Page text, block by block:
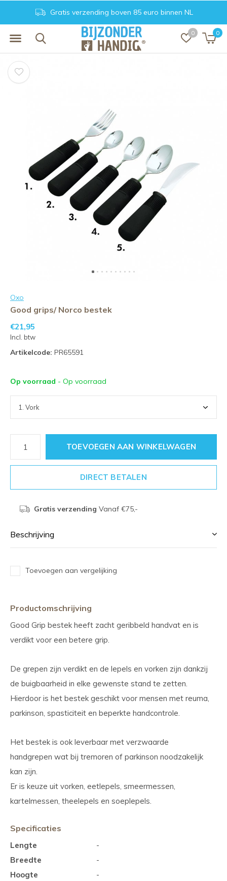
0 0
Gratis verzending boven 85 euro binnen NL
Oxo
Good grips/ Norco bestek
€21,95
Incl. btw
Artikelcode: PR65591
Op voorraad - Op voorraad
TOEVOEGEN AAN WINKELWAGEN
DIRECT BETALEN
Gratis verzending Vanaf €75,-
Beschrijving
Toevoegen aan vergelijking
Productomschrijving
Good Grip bestek heeft zacht geribbeld handvat en is
verdikt voor een betere grip.
De grepen zijn verdikt en de lepels en vorken zijn dankzij
de buigbaarheid in elke gewenste stand te zetten.
Hierdoor is het bestek geschikt voor mensen met reuma,
parkinson, spasticiteit en beperkte handcontrole.
Het bestek is ook leverbaar met verzwaarde
handgrepen wat bij tremoren of parkinson noodzakelijk
kan zijn.
Er is keuze uit vorken, eetlepels, smeermessen,
kartelmessen, theelepels en soeplepels.
Specificaties
Lengte
-
Breedte
-
Hoogte
-